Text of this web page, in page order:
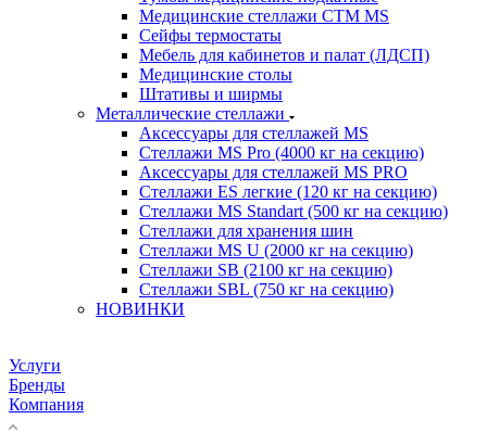
Медицинские стеллажи CTM MS
Сейфы термостаты
Мебель для кабинетов и палат (ЛДСП)
Медицинские столы
Штативы и ширмы
Металлические стеллажи
Аксессуары для стеллажей MS
Стеллажи MS Pro (4000 кг на секцию)
Аксессуары для стеллажей MS PRO
Стеллажи ES легкие (120 кг на секцию)
Стеллажи MS Standart (500 кг на секцию)
Стеллажи для хранения шин
Стеллажи MS U (2000 кг на секцию)
Стеллажи SB (2100 кг на секцию)
Стеллажи SBL (750 кг на секцию)
НОВИНКИ
Услуги
Бренды
Компания